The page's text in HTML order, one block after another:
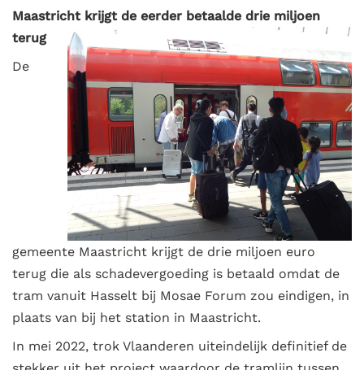
Maastricht krijgt de eerder betaalde drie miljoen
terug
De
gemeente Maastricht krijgt de drie miljoen euro
terug die als schadevergoeding is betaald omdat de
tram vanuit Hasselt bij Mosae Forum zou eindigen, in
plaats van bij het station in Maastricht.
In mei 2022, trok Vlaanderen uiteindelijk definitief de